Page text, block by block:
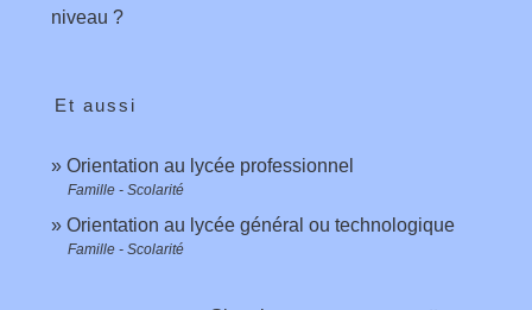
niveau ?
Et aussi
Orientation au lycée professionnel
Famille - Scolarité
Orientation au lycée général ou technologique
Famille - Scolarité